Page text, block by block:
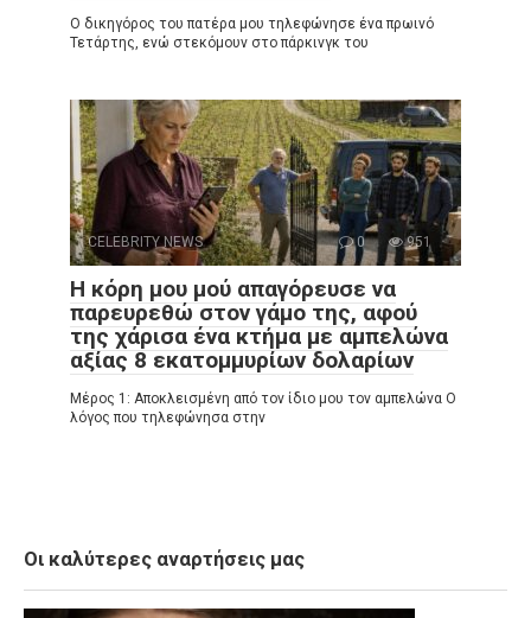
Ο δικηγόρος του πατέρα μου τηλεφώνησε ένα πρωινό
Τετάρτης, ενώ στεκόμουν στο πάρκινγκ του
CELEBRITY NEWS 0 951
Η κόρη μου μού απαγόρευσε να
παρευρεθώ στον γάμο της, αφού
της χάρισα ένα κτήμα με αμπελώνα
αξίας 8 εκατομμυρίων δολαρίων
Μέρος 1: Αποκλεισμένη από τον ίδιο μου τον αμπελώνα Ο
λόγος που τηλεφώνησα στην
Οι καλύτερες αναρτήσεις μας